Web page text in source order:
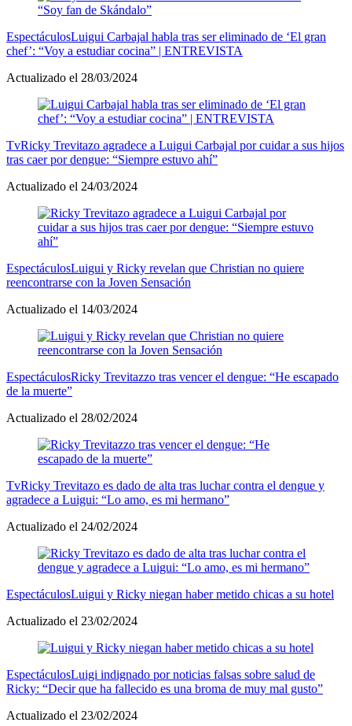
EspectáculosLuigui Carbajal habla tras ser eliminado de ‘El gran
chef’: “Voy a estudiar cocina” | ENTREVISTA
Actualizado el 28/03/2024
TvRicky Trevitazo agradece a Luigui Carbajal por cuidar a sus hijos
tras caer por dengue: “Siempre estuvo ahí”
Actualizado el 24/03/2024
EspectáculosLuigui y Ricky revelan que Christian no quiere
reencontrarse con la Joven Sensación
Actualizado el 14/03/2024
EspectáculosRicky Trevitazzo tras vencer el dengue: “He escapado
de la muerte”
Actualizado el 28/02/2024
TvRicky Trevitazo es dado de alta tras luchar contra el dengue y
agradece a Luigui: “Lo amo, es mi hermano”
Actualizado el 24/02/2024
EspectáculosLuigui y Ricky niegan haber metido chicas a su hotel
Actualizado el 23/02/2024
EspectáculosLuigi indignado por noticias falsas sobre salud de
Ricky: “Decir que ha fallecido es una broma de muy mal gusto”
Actualizado el 23/02/2024